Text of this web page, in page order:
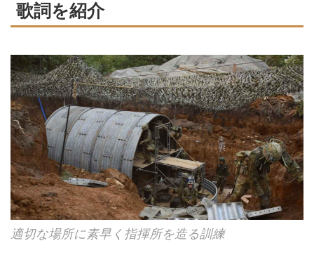
歌詞を紹介
適切な場所に素早く指揮所を造る訓練